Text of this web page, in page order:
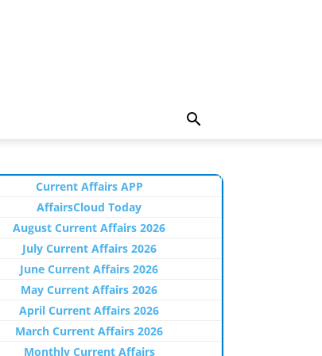
Current Affairs APP
AffairsCloud Today
August Current Affairs 2026
July Current Affairs 2026
June Current Affairs 2026
May Current Affairs 2026
April Current Affairs 2026
March Current Affairs 2026
Monthly Current Affairs